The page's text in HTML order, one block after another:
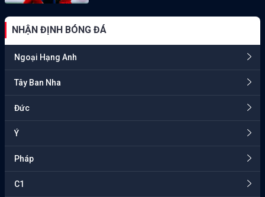
NHẬN ĐỊNH BÓNG ĐÁ
Ngoại Hạng Anh
Tây Ban Nha
Đức
Ý
Pháp
C1